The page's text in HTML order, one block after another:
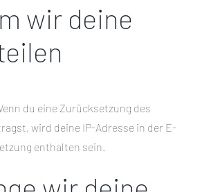
wir deine
du eine Zurücksetzung des
wird deine IP-Adresse in der E-
enthalten sein.